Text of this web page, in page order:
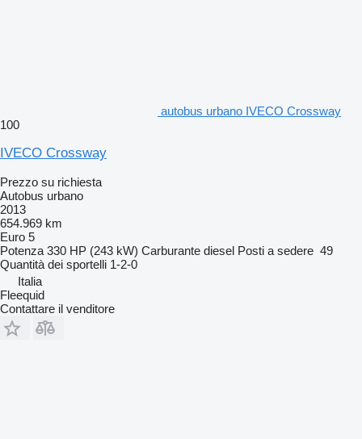
autobus urbano IVECO Crossway
100
IVECO Crossway
Prezzo su richiesta
Autobus urbano
2013
654.969 km
Euro 5
Potenza 330 HP (243 kW) Carburante diesel Posti a sedere 49
Quantità dei sportelli 1-2-0
Italia
Fleequid
Contattare il venditore